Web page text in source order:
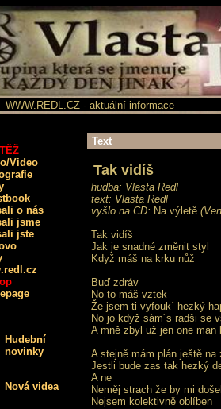
WWW.REDL.CZ - aktuální informace
Video
o nás
jsme
jste
Hudební
novinky
Nová videa
Text
Tak vidíš
hudba: Vlasta Redl
text: Vlasta Redl
vyšlo na CD: Na výletě
Tak vidíš
Jak je snadné změnit styl
Když máš na krku nůž
Buď zdráv
No to máš vztek
Že jsem ti vyfouk´ hezký
No jo když sám´s radši se
A mně zbyl už jen one man
A stejně mám plán ještě na
Jestli bude zas tak hezký
A ne
Neměj strach že by mi
Nejsem kolektivně oblíben